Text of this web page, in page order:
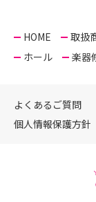
HOME 取扱
ホール
楽器
よくあるご質問
個人情報保護方針